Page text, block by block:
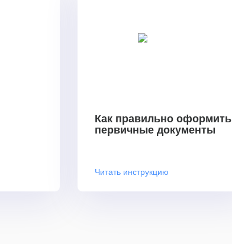
Как правильно оформить
первичные документы
Читать инструкцию